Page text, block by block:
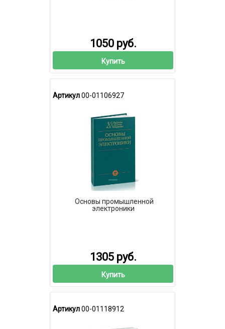
1050 руб.
Купить
Артикул00-01106927
Основы промышленной
электроники
1305 руб.
Купить
Артикул00-01118912